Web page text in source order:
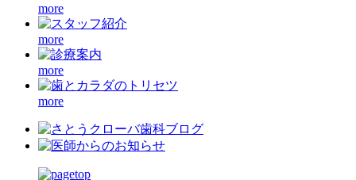
more
more
more
more